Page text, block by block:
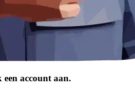
account aan.